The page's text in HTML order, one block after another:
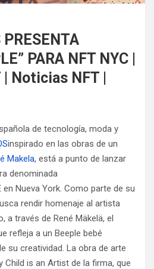
PARA NFT NYC |
Noticias NFT |
de tecnología, moda y
inspirado en las obras de un
Makela, está a punto de lanzar
denominada
en Nueva York. Como parte de su
rendir homenaje al artista
a través de René Mäkelä, el
refleja a un Beeple bebé
su creatividad. La obra de arte
Child is an Artist de la firma, que